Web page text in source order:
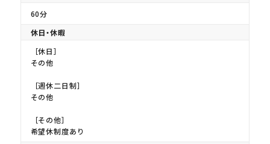
60分
休日・休暇
［休日］
その他
［週休二日制］
その他
［その他］
希望休制度あり